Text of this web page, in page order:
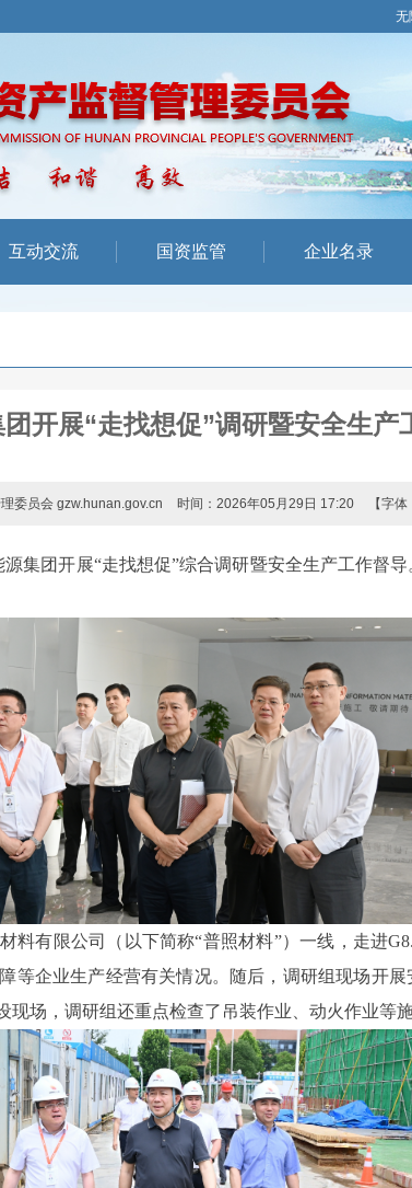
无
互动交流 国资监管 企业名录
开展“走找想促”调研暨安全生产
委员会 gzw.hunan.gov.cn 时间：2026年05月29日 17:20 【字体
集团开展“走找想促”综合调研暨安全生产工作督
料有限公司（以下简称“普照材料”）一线，走进
等企业生产经营有关情况。随后，调研组现场开
场，调研组还重点检查了吊装作业、动火作业等